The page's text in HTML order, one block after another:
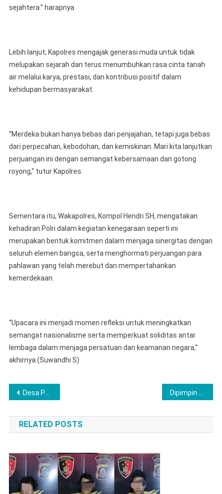
sejahtera.” harapnya
Lebih lanjut, Kapolres mengajak generasi muda untuk tidak
melupakan sejarah dan terus menumbuhkan rasa cinta tanah
air melalui karya, prestasi, dan kontribusi positif dalam
kehidupan bermasyarakat.
“Merdeka bukan hanya bebas dari penjajahan, tetapi juga bebas
dari perpecahan, kebodohan, dan kemiskinan. Mari kita lanjutkan
perjuangan ini dengan semangat kebersamaan dan gotong
royong,” tutur Kapolres.
Sementara itu, Wakapolres, Kompol Hendri SH, mengatakan
kehadiran Polri dalam kegiatan kenegaraan seperti ini
merupakan bentuk komitmen dalam menjaga sinergitas dengan
seluruh elemen bangsa, serta menghormati perjuangan para
pahlawan yang telah merebut dan mempertahankan
kemerdekaan.
“Upacara ini menjadi momen refleksi untuk meningkatkan
semangat nasionalisme serta memperkuat soliditas antar
lembaga dalam menjaga persatuan dan keamanan negara,”
akhirnya.(Suwandhi S)
Navigasi
pos
Desa Papalang Juara 1 Senam Kreasi Peringati HUT Ri ke 80 Thn 2025 Dipimpin Langsung Kasat Resnarkoba Polres Musi Rawas Ringkus Warga Muba, Sita Sabu 6.72 Gram
RELATED POSTS